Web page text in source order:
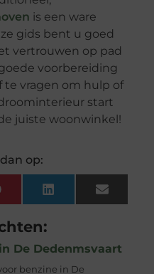
is een ware
gids bent u goed
vertrouwen op pad
voorbereiding
te vragen om hulp of
start
juiste woonwinkel!
op:
PinterestLinkedInEmail
De Dedenmsvaart
benzine in De